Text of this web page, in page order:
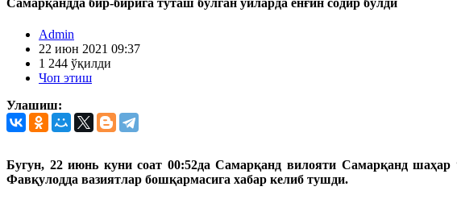
Самарқандда бир-бирига туташ бўлган уйларда ёнғин содир бўлди
Admin
22 июн 2021 09:37
1 244 ўқилди
Чоп этиш
Улашиш:
Бугун, 22 июнь куни соат 00:52да Самарқанд вилояти Самарқанд
Фавқулодда вазиятлар бошқармасига хабар келиб тушди.